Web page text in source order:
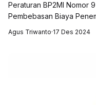
Peraturan BP2MI Nomor
Pembebasan Biaya
yang harus ditanggung
Agus Triwanto·17 Des 2024